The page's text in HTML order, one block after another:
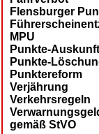
Flensburger
MPU
Punkte-Auskunft
Punkte-
Punktereform
Verjährung
Verkehrsregeln
gemäß StVO